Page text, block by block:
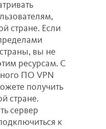
стране. Если
вы не
ресурсам. С
ПО VPN
получить
стране.
сервер
к